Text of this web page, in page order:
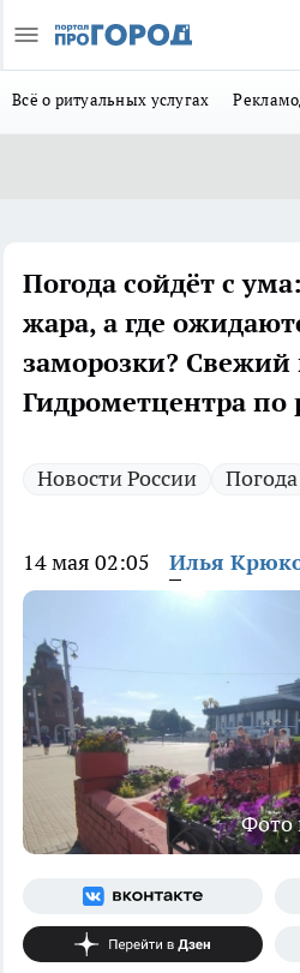
Всё о ритуальных услугах
Погода сойдёт с
жара, а где
заморозки? Свежий
Гидрометцентра по
Новости России Погода
14 мая 02:05 Илья
Фото